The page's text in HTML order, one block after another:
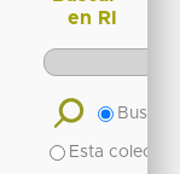
en RI
Buscar
Esta